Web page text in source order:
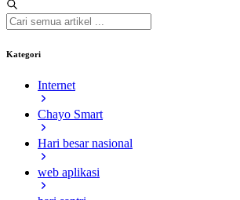
Kategori
Internet
Chayo Smart
Hari besar nasional
web aplikasi